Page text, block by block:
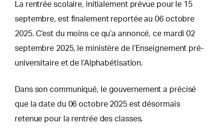
La rentrée scolaire, initialement prévue pour le 15
septembre, est finalement reportée au 06 octobre
2025. C’est du moins ce qu’a annoncé, ce mardi 02
septembre 2025, le ministère de l’Enseignement pré-
universitaire et de l’Alphabétisation.
Dans son communiqué, le gouvernement a précisé
que la date du 06 octobre 2025 est désormais
retenue pour la rentrée des classes.